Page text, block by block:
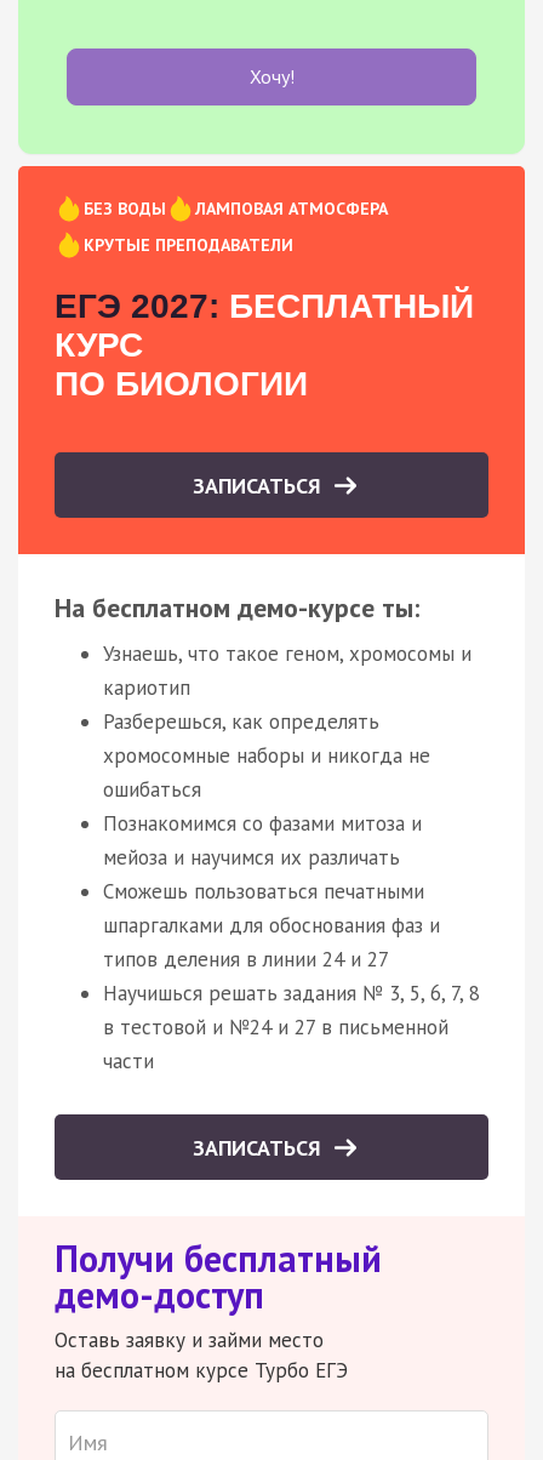
Хочу!
БЕЗ ВОДЫ
ЛАМПОВАЯ АТМОСФЕРА
КРУТЫЕ ПРЕПОДАВАТЕЛИ
ЕГЭ 2027: БЕСПЛАТНЫЙ
КУРС
ПО БИОЛОГИИ
ЗАПИСАТЬСЯ
На бесплатном демо-курсе ты:
Узнаешь, что такое геном, хромосомы и
кариотип
Разберешься, как определять
хромосомные наборы и никогда не
ошибаться
Познакомимся со фазами митоза и
мейоза и научимся их различать
Сможешь пользоваться печатными
шпаргалками для обоснования фаз и
типов деления в линии 24 и 27
Научишься решать задания № 3, 5, 6, 7, 8
в тестовой и №24 и 27 в письменной
части
ЗАПИСАТЬСЯ
Получи бесплатный
демо-доступ
Оставь заявку и займи место
на бесплатном курсе Турбо ЕГЭ